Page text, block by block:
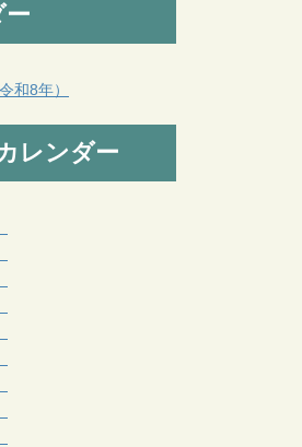
ー
和8年）
レンダー